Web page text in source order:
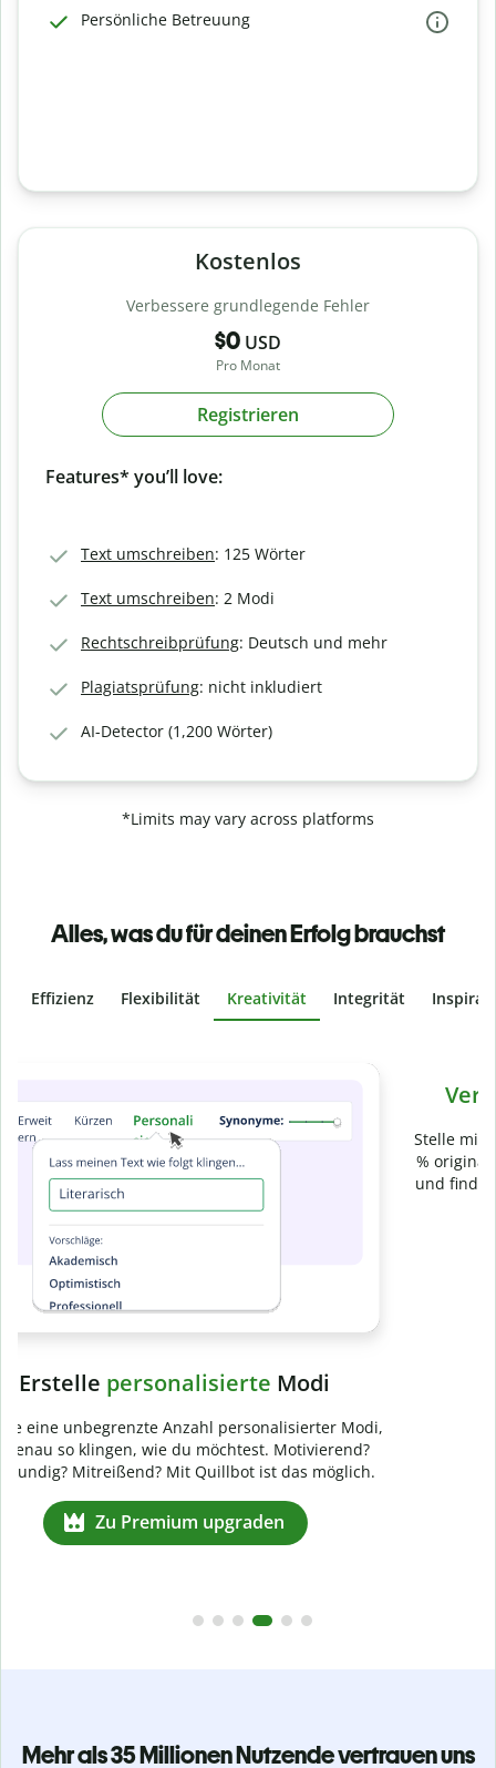
Persönliche Betreuung
Kostenlos
Verbessere grundlegende Fehler
$0 USD
Pro Monat
Registrieren
Features* you’ll love:
Text umschreiben: 125 Wörter
Text umschreiben: 2 Modi
Rechtschreibprüfung: Deutsch und mehr
Plagiatsprüfung: nicht inkludiert
AI-Detector (1,200 Wörter)
*Limits may vary across platforms
Alles, was du für deinen Erfolg brauchst
Effizienz Flexibilität Kreativität Integrität
Stelle mit der Plagiatsprüfung sicher, dass dein Text zu 100
% original ist. Analysiere deine Arbeit in Sekundenschnelle
und finde fehlende Quellenangaben in über 100 Sprachen.
Mehr als 35 Millionen Nutzende vertrauen uns